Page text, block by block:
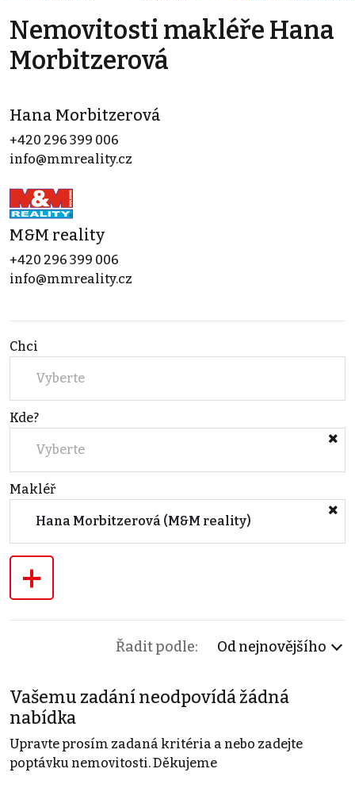
Nemovitosti makléře Hana
Morbitzerová
Hana Morbitzerová
+420 296 399 006
info@mmreality.cz
M&M reality
+420 296 399 006
info@mmreality.cz
Chci
Vyberte
Kde?
Vyberte
Makléř
Hana Morbitzerová (M&M reality)
+
Řadit podle: Od nejnovějšího
Vašemu zadání neodpovídá žádná
nabídka
Upravte prosím zadaná kritéria a nebo zadejte
poptávku nemovitosti. Děkujeme